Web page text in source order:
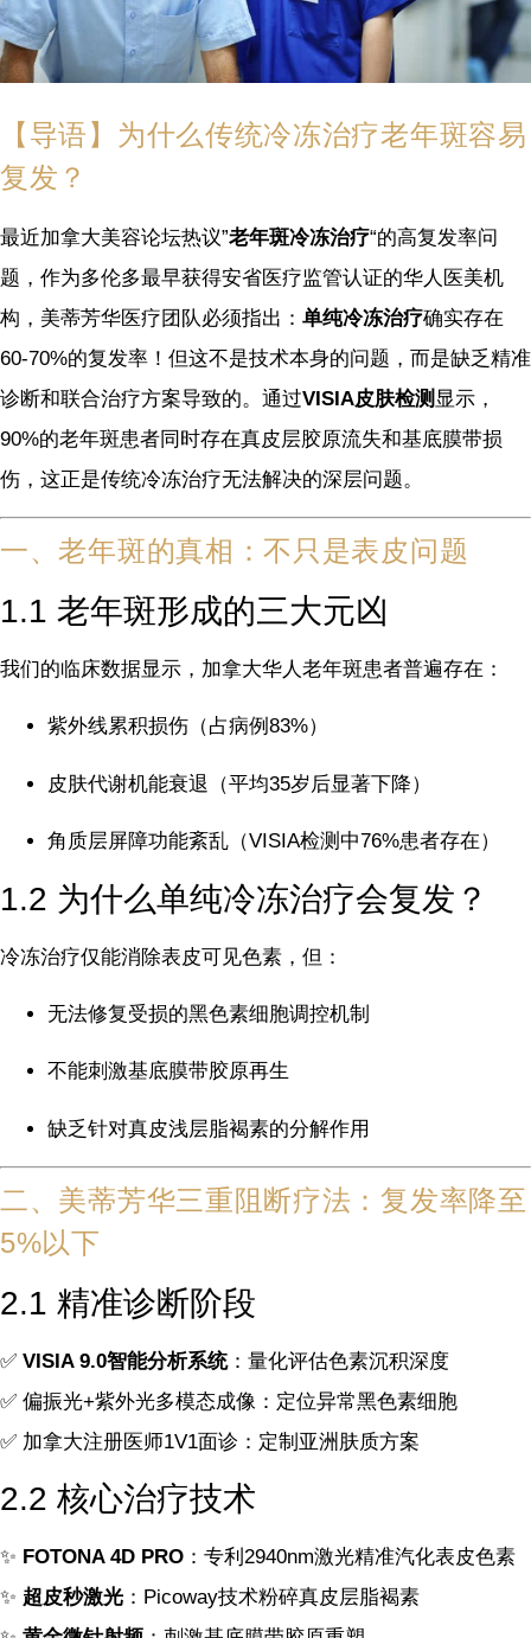
【导语】为什么传统冷冻治疗老年斑容易
复发？
最近加拿大美容论坛热议”老年斑冷冻治疗“的高复发率问
题，作为多伦多最早获得安省医疗监管认证的华人医美机
构，美蒂芳华医疗团队必须指出： 单纯冷冻治疗确实存在
60-70%的复发率！但这不是技术本身的问题，而是缺乏精准
诊断和联合治疗方案导致的。通过VISIA皮肤检测 显示，
90%的老年斑患者同时存在真皮层胶原流失和基底膜带损
伤，这正是传统冷冻治疗无法解决的深层问题。
一、老年斑的真相：不只是表皮问题
1.1 老年斑形成的三大元凶
我们的临床数据显示，加拿大华人老年斑患者普遍存在：
紫外线累积损伤（占病例83%）
皮肤代谢机能衰退（平均35岁后显著下降）
角质层屏障功能紊乱（VISIA检测中76%患者存在）
1.2 为什么单纯冷冻治疗会复发？
冷冻治疗仅能消除表皮可见色素，但：
无法修复受损的黑色素细胞调控机制
不能刺激基底膜带胶原再生
缺乏针对真皮浅层脂褐素的分解作用
二、美蒂芳华三重阻断疗法：复发率降至
5%以下
2.1 精准诊断阶段
✅ VISIA 9.0智能分析系统：量化评估色素沉积深度
✅ 偏振光+紫外光多模态成像：定位异常黑色素细胞
✅ 加拿大注册医师1V1面诊：定制亚洲肤质方案
2.2 核心治疗技术
✨ FOTONA 4D PRO ：专利2940nm激光精准汽化表皮色素
✨ 超皮秒激光 ：Picoway技术粉碎真皮层脂褐素